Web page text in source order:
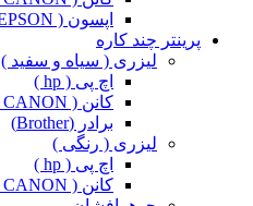
اپسون ( EPSON )
پرینتر چند کاره
لیزری ( سیاه و سفید )
اچ پی ( hp )
کانن ( CANON )
برادر (Brother)
لیزری ( رنگی )
اچ پی ( hp )
کانن ( CANON )